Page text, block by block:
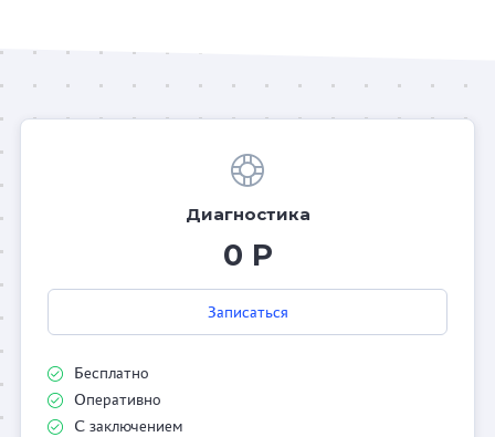
Диагностика
0 Р
Записаться
Бесплатно
Оперативно
С заключением